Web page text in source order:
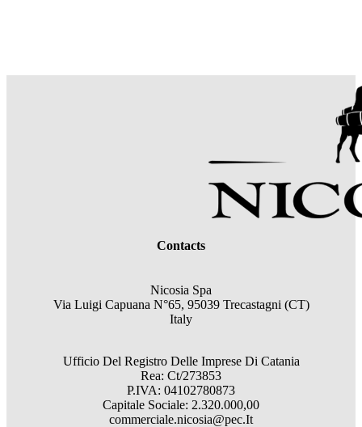
Contacts
Nicosia Spa
Via Luigi Capuana N°65, 95039 Trecastagni (CT)
Italy
Ufficio Del Registro Delle Imprese Di Catania
Rea: Ct/273853
P.IVA: 04102780873
Capitale Sociale: 2.320.000,00
commerciale.nicosia@pec.It